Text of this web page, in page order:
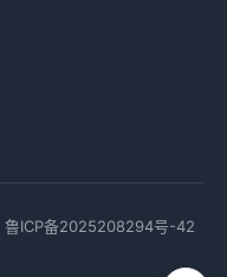
鲁ICP备2025208294号-42